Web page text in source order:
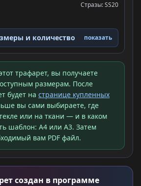
Стразы: SS20
и количество показать
трафарет, вы получаете
размерам. После
будет на странице купленных
вы сами выбираете, где
или на ткани — и в каком
шаблон: A4 или A3. Затем
вам PDF файл.
создан в программе